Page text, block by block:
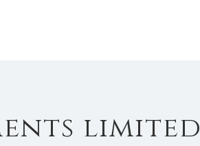
limited